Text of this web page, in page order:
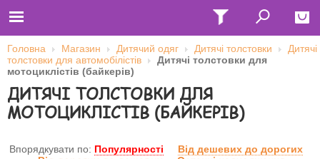
Главная
Футболки
Толстовки (кенгурушки)
Бейсболки
Головна Магазин Дитячий одяг Дитячі толстовки
Дитячі
толстовки для автомобілістів
Дитячі толстовки для
мотоциклістів (байкерів)
ДИТЯЧІ ТОЛСТОВКИ ДЛЯ
МОТОЦИКЛІСТІВ (БАЙКЕРІВ)
Впорядкувати по: Популярності
Від дешевих до дорогих